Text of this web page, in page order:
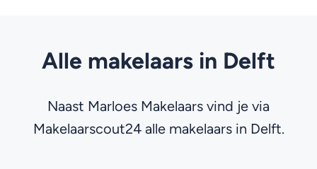
Alle makelaars in Delft
Naast Marloes Makelaars vind je via
Makelaarscout24 alle makelaars in Delft.